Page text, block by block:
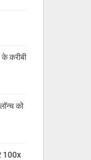
करीबी
को
100x